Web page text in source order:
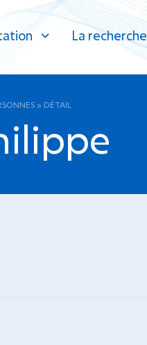
La recherche
» DÉTAIL